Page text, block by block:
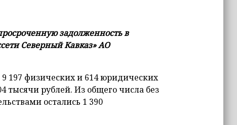
задолженность в
Северный Кавказ» АО
197 физических и 614 юридических
тысячи рублей. Из общего числа без
остались 1 390